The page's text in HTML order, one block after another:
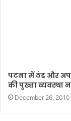
पटना में ठंड और
की पुख्ता व्यवस्था
December 26, 2010